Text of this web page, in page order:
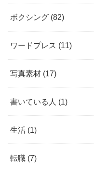
ボクシング (82)
ワードプレス (11)
写真素材 (17)
書いている人 (1)
生活 (1)
転職 (7)